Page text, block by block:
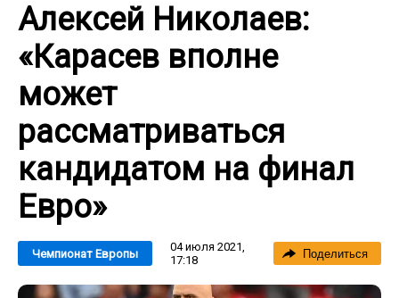
Алексей Николаев:
«Карасев вполне
может
рассматриваться
кандидатом на финал
Евро»
Чемпионат Европы
04 июля 2021,
17:18
Поделиться